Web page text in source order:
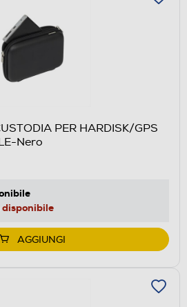
PER HARDISK/GPS
Nero
disponibile
AGGIUNGI